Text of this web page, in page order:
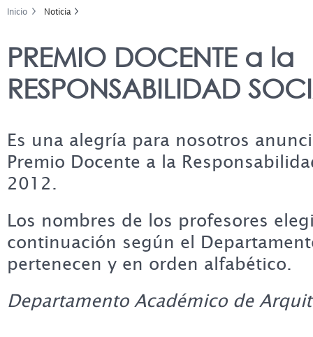
Inicio Noticia
PREMIO DOCENTE a la
RESPONSABILIDAD
Es una alegría para nosotros
Premio Docente a la
2012.
Los nombres de los profesores
continuación según el
pertenecen y en orden alfabético.
Departamento Académico de